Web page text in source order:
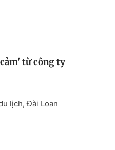
từ công ty
lịch, Đài Loan